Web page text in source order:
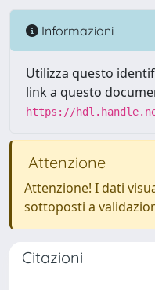
Informazioni
Utilizza questo
link a questo
https://
Attenzione
Attenzione! I dati
sottoposti a
Citazioni